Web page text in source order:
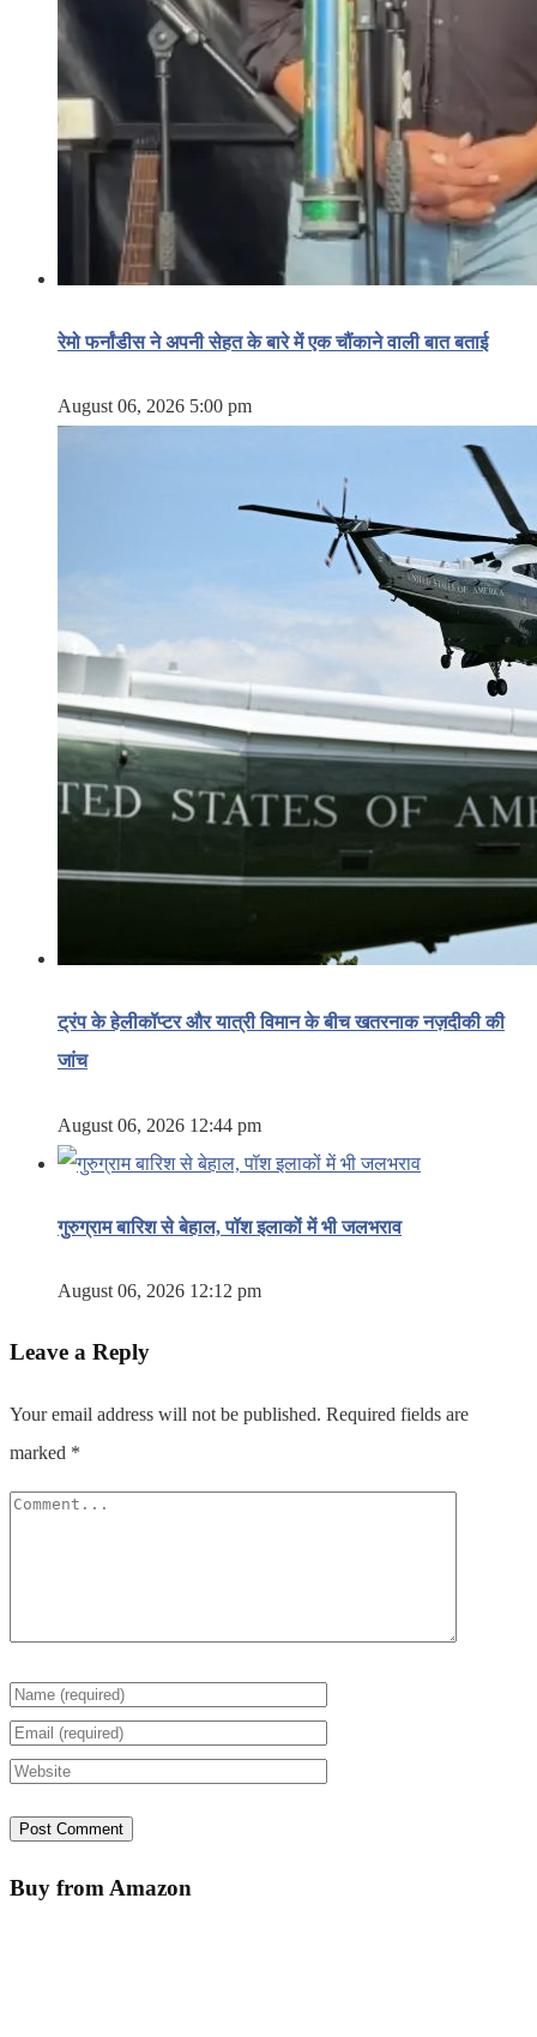
रेमो फर्नांडीस ने अपनी सेहत के बारे में एक चौंकाने वाली बात बताई
August 06, 2026 5:00 pm
ट्रंप के हेलीकॉप्टर और यात्री विमान के बीच खतरनाक नज़दीकी की
जांच
August 06, 2026 12:44 pm
गुरुग्राम बारिश से बेहाल, पॉश इलाकों में भी जलभराव
August 06, 2026 12:12 pm
Leave a Reply
Your email address will not be published. Required fields are
marked *
Buy from Amazon